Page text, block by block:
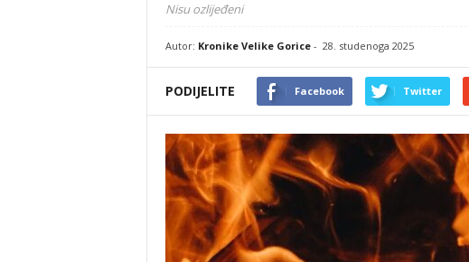
Nisu ozlijeđeni
Autor: Kronike Velike Gorice- 28. studenoga 2025
PODIJELITE Facebook Twitter